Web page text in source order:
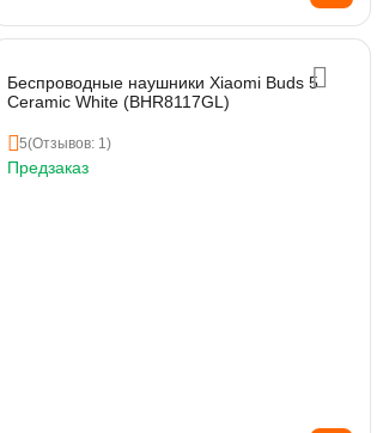
Беспроводные наушники Xiaomi Buds 5
Ceramic White (BHR8117GL)
5(Отзывов: 1)
Предзаказ